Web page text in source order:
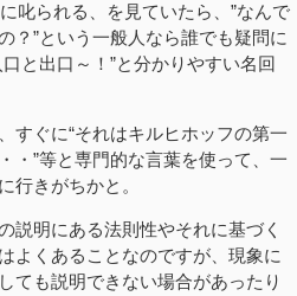
叱られる、を見ていたら、”なんで
？”という一般人なら誰でも疑問に
と出口～！”と分かりやすい名回
すぐに“それはキルヒホッフの第一
・”等と専門的な言葉を使って、一
行きがちかと。
説明にある法則性やそれに基づく
よくあることなのですが、現象に
ても説明できない場合があったり